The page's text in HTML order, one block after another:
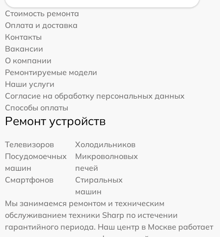
Стоимость ремонта
Оплата и доставка
Контакты
Вакансии
О компании
Ремонтируемые модели
Наши услуги
Согласие на обработку персональных данных
Способы оплаты
Ремонт устройств
Телевизоров
Холодильников
Посудомоечных
машин
Микроволновых
печей
Смартфонов
Стиральных
машин
Мы занимаемся ремонтом и техническим
обслуживанием техники Sharp по истечении
гарантийного периода. Наш центр в Москве работает